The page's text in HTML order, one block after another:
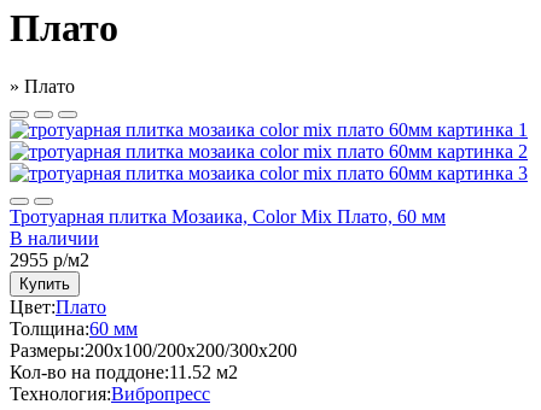
Плато
» Плато
Тротуарная плитка Мозаика, Color Mix Плато, 60 мм
В наличии
2955 р/м2
Купить
Цвет:Плато
Толщина:60 мм
Размеры:200х100/200х200/300х200
Кол-во на поддоне:11.52 м2
Технология:Вибропресс